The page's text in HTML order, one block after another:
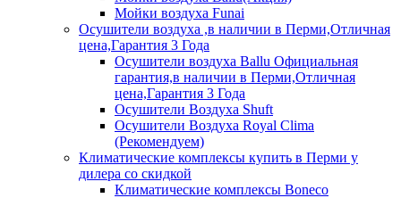
Мойки воздуха Funai
Осушители воздуха ,в наличии в Перми,Отличная
цена,Гарантия 3 Года
Осушители воздуха Ballu Официальная
гарантия,в наличии в Перми,Отличная
цена,Гарантия 3 Года
Осушители Воздуха Shuft
Осушители Воздуха Royal Clima
(Рекомендуем)
Климатические комплексы купить в Перми у
дилера со скидкой
Климатические комплексы Boneсo